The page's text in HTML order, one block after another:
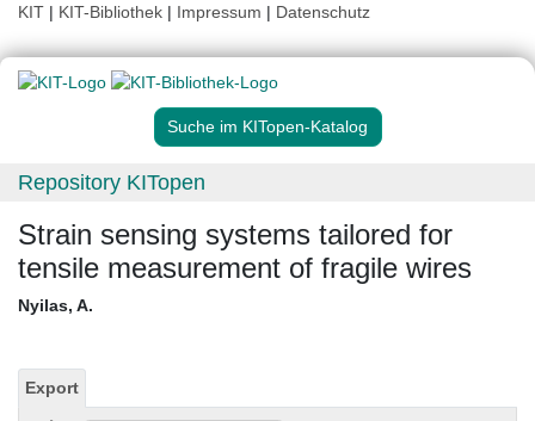
KIT | KIT-Bibliothek | Impressum | Datenschutz
Suche im KITopen-Katalog
Repository KITopen
Strain sensing systems tailored for
tensile measurement of fragile wires
Nyilas, A.
Export